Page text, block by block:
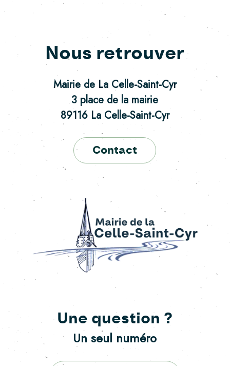
Nous retrouver
Mairie de La Celle-Saint-Cyr
3 place de la mairie
89116 La Celle-Saint-Cyr
Contact
Une question ?
Un seul numéro